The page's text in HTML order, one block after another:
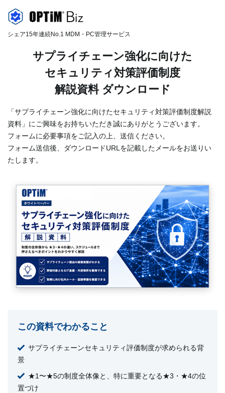
シェア15年連続No.1 MDM・PC管理サービス
サプライチェーン強化に向けた
セキュリティ対策評価制度
解説資料 ダウンロード
「サプライチェーン強化に向けたセキュリティ対策評価制度解説
資料」にご興味をお持ちいただき誠にありがとうございます。
フォームに必要事項をご記入の上、送信ください。
フォーム送信後、ダウンロードURLを記載したメールをお送りい
たします。
この資料でわかること
サプライチェーンセキュリティ評価制度が求められる背
景
★1〜★5の制度全体像と、特に重要となる★3・★4の位
置づけ